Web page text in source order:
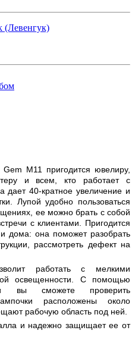
(Левенгук)
M11 пригодится ювелиру,
и всем, кто работает с
40-кратное увеличение и
Лупой удобно пользоваться
ее можно брать с собой
с клиентами. Пригодится
дома: она поможет разобрать
рассмотреть дефект на
работать с мелкими
освещенности. С помощью
вы сможете проверить
расположены около
рабочую область под ней.
и надежно защищает ее от